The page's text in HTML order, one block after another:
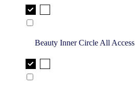
Beauty Inner Circle All Access